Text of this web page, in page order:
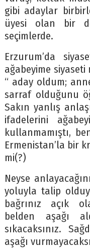
gibi adaylar
üyesi olan bir
seçimlerde.
Erzurum’da
ağabeyime siyaseti
“ aday oldum;
sarraf olduğunu
Sakın yanlış
ifadelerini
kullanmamıştı,
Ermenistan’la bir
mi(?)
Neyse
yoluyla talip
bağrınız açık
belden aşağı
sıkacaksınız.
aşağı